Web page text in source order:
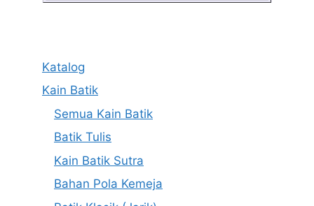
Katalog
Kain Batik
Semua Kain Batik
Batik Tulis
Kain Batik Sutra
Bahan Pola Kemeja